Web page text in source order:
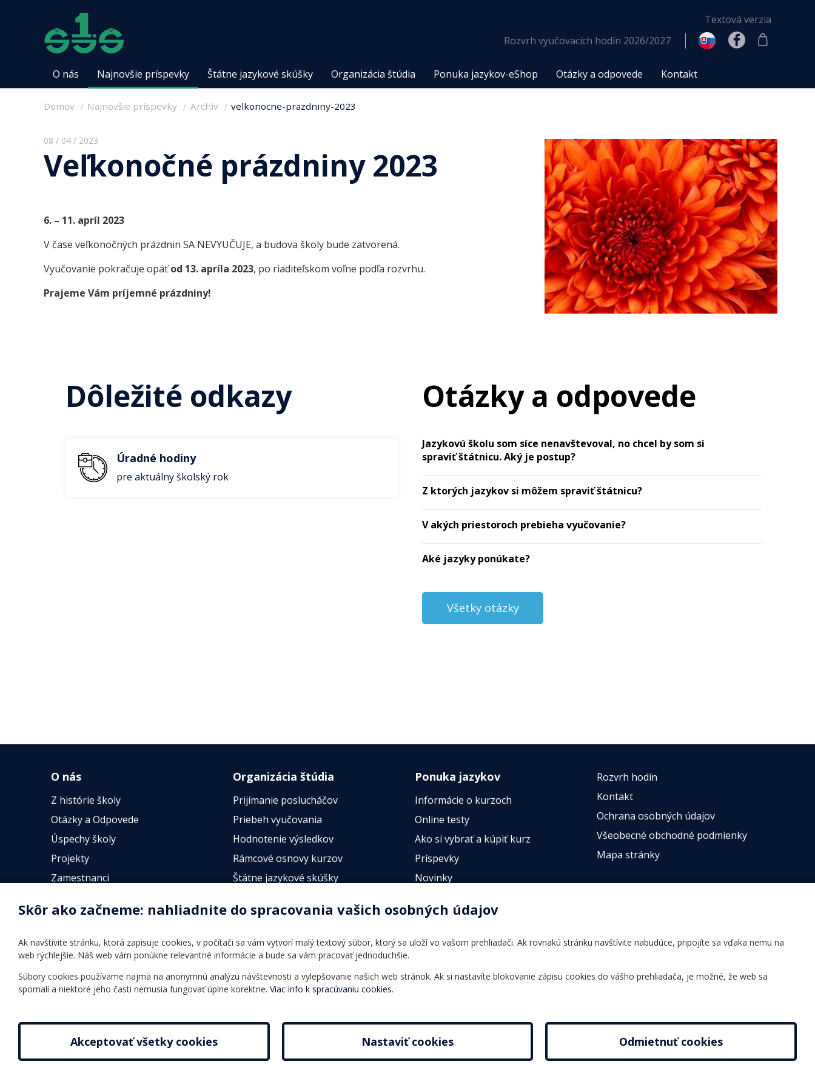
Textová verzia
Rozvrh vyučovacích hodín 2026/2027
O nás Najnovšie príspevky Štátne jazykové skúšky Organizácia štúdia Ponuka jazykov-eShop Otázky a odpovede Kontakt
Domov Najnovšie príspevky Archív velkonocne-prazdniny-2023
08 / 04 / 2023
Veľkonočné prázdniny 2023
6. – 11. apríl 2023
V čase veľkonočných prázdnin SA NEVYUČUJE, a budova školy bude zatvorená.
Vyučovanie pokračuje opäťod 13. apríla 2023, po riaditeľskom voľne podľa rozvrhu.
Prajeme Vám príjemné prázdniny!
Dôležité odkazy
Úradné hodiny
pre aktuálny školský rok
Otázky a odpovede
Jazykovú školu som síce nenavštevoval, no chcel by som si
spraviť štátnicu. Aký je postup?
Z ktorých jazykov si môžem spraviť štátnicu?
V akých priestoroch prebieha vyučovanie?
Aké jazyky ponúkate?
Všetky otázky
O nás
Z histórie školy
Otázky a Odpovede
Úspechy školy
Projekty
Zamestnanci
Identifikačné údaje školy
Úradné hodiny
Povinné zverejňovanie
Vnútorný poriadok
Organizácia štúdia
Prijímanie poslucháčov
Priebeh vyučovania
Hodnotenie výsledkov
Rámcové osnovy kurzov
Štátne jazykové skúšky
Ponuka jazykov
Informácie o kurzoch
Online testy
Ako si vybrať a kúpiť kurz
Príspevky
Novinky
Rozvrh hodín
Kontakt
Ochrana osobných údajov
Všeobecné obchodné podmienky
Mapa stránky
2026 © Jazyková škola |
Nastavenie cookies
Tvorba web stránokaredakčný systémodAlejTech, spol. s r.o.
Skôr ako začneme: nahliadnite do spracovania vašich osobných údajov
Ak navštívite stránku, ktorá zapisuje cookies, v počítači sa vám vytvorí malý textový súbor, ktorý sa uloží vo vašom prehliadači. Ak rovnakú stránku navštívite nabudúce, pripojíte sa vďaka nemu na
web rýchlejšie. Náš web vám ponúkne relevantné informácie a bude sa vám pracovať jednoduchšie.
Súbory cookies používame najmä na anonymnú analýzu návštevnosti a vylepšovanie našich web stránok. Ak si nastavíte blokovanie zápisu cookies do vášho prehliadača, je možné, že web sa
spomalí a niektoré jeho časti nemusia fungovať úplne korektne. Viac info k spracúvaniu cookies.
Akceptovať všetky cookies Nastaviť cookies Odmietnuť cookies